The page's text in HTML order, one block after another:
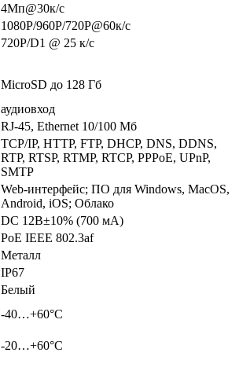
4Мп@30к/с
1080P/960P/720P@60к/с
720P/D1 @ 25 к/с
MicroSD до 128 Гб
аудиовход
RJ-45, Ethernet 10/100 Мб
TCP/IP, HTTP, FTP, DHCP, DNS, DDNS,
RTP, RTSP, RTMP, RTCP, PPPoE, UPnP,
SMTP
Web-интерфейс; ПО для Windows, MacOS,
Android, iOS; Облако
DC 12В±10% (700 мА)
PoE IEEE 802.3af
Металл
IP67
Белый
-40…+60°С
-20…+60°С